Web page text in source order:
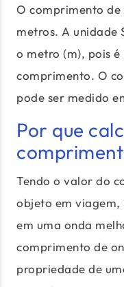
O comprimento de
metros. A unidade
o metro (m), pois
comprimento. O
pode ser medido
Por que
Tendo o valor do
objeto em viagem,
em uma onda
comprimento de
propriedade de